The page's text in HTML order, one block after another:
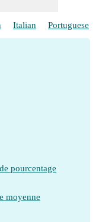
Italian Portuguese
pourcentage
moyenne